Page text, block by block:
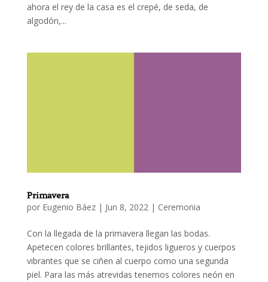
ahora el rey de la casa es el crepé, de seda, de
algodón,...
Primavera
por Eugenio Báez| Jun 8, 2022| Ceremonia
Con la llegada de la primavera llegan las bodas.
Apetecen colores brillantes, tejidos ligueros y cuerpos
vibrantes que se ciñen al cuerpo como una segunda
piel. Para las más atrevidas tenemos colores neón en